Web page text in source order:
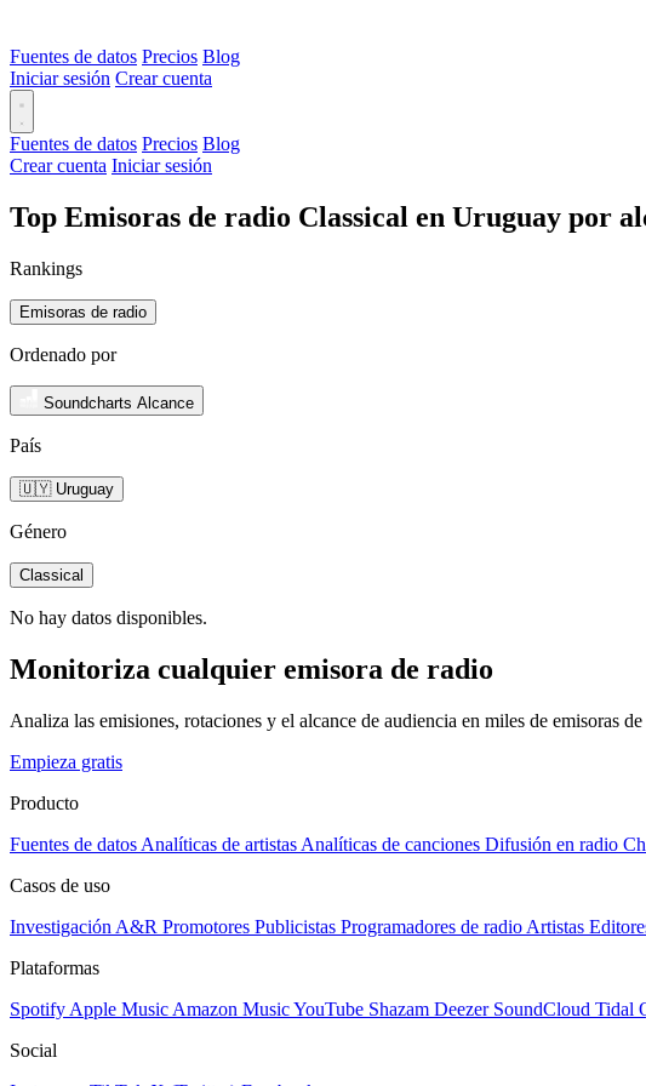
Fuentes de datos Precios Blog
Iniciar sesión Crear cuenta
Fuentes de datos Precios Blog
Crear cuenta Iniciar sesión
Top Emisoras de radio Classical en Uruguay por
Rankings
Emisoras de radio
Ordenado por
Soundcharts Alcance
País
🇺🇾 Uruguay
Género
Classical
No hay datos disponibles.
Monitoriza cualquier emisora de radio
Analiza las emisiones, rotaciones y el alcance de audiencia en miles de emisoras
Empieza gratis
Producto
Fuentes de datos Analíticas de artistas Analíticas de canciones Difusión en radio
Casos de uso
Investigación A&R Promotores Publicistas Programadores de radio Artistas
Plataformas
Spotify Apple Music Amazon MusicYouTube Shazam Deezer SoundCloud Tidal
Social